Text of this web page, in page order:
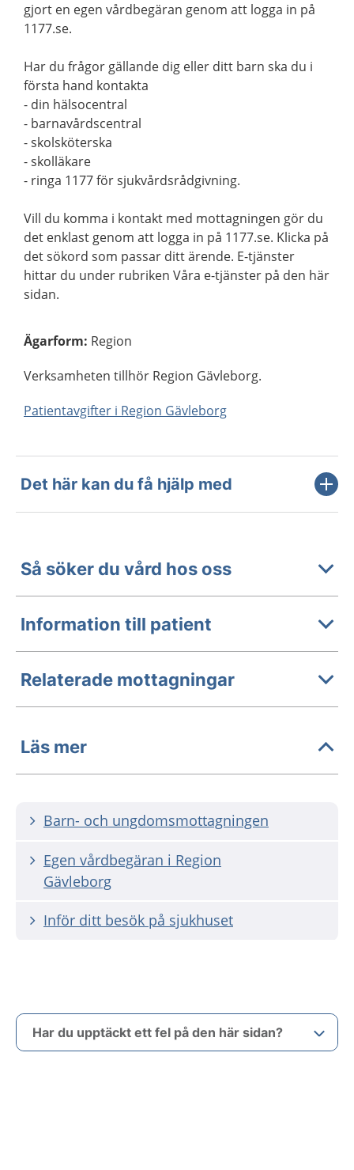
gjort en egen vårdbegäran genom att logga in på
1177.se.
Har du frågor gällande dig eller ditt barn ska du i
första hand kontakta
- din hälsocentral
- barnavårdscentral
- skolsköterska
- skolläkare
- ringa 1177 för sjukvårdsrådgivning.
Vill du komma i kontakt med mottagningen gör du
det enklast genom att logga in på 1177.se. Klicka på
det sökord som passar ditt ärende. E-tjänster
hittar du under rubriken Våra e-tjänster på den här
sidan.
Ägarform: Region
Verksamheten tillhör Region Gävleborg.
Patientavgifter i Region Gävleborg
Det här kan du få hjälp med
Så söker du vård hos oss
Information till patient
Relaterade mottagningar
Läs mer
Barn- och ungdomsmottagningen
Egen vårdbegäran i Region
Gävleborg
Inför ditt besök på sjukhuset
Har du upptäckt ett fel på den här sidan?